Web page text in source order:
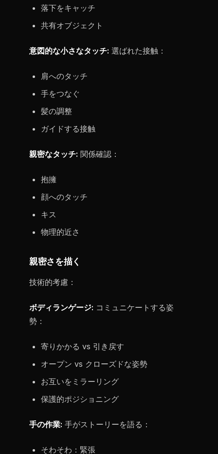
落下をキャッチ
共有オブジェクト
意図的な小さなタッチ: 選ばれた接触：
肩へのタッチ
手をつなぐ
髪の調整
ガイドする接触
親密なタッチ: 関係確認：
抱擁
顔へのタッチ
キス
物理的近さ
親密さを描く
技術的考慮：
ボディランゲージ: コミュニケートする姿
勢：
寄りかかる vs 引き戻す
オープン vs クローズドな姿勢
お互いをミラーリング
保護的ポジショニング
手の作業: 手がストーリーを語る：
そわそわ：緊張